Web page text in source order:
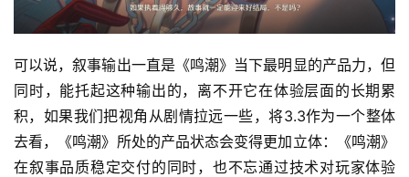
可以说，叙事输出一直是《鸣潮》当下最明显的产品力，但
同时，能托起这种输出的，离不开它在体验层面的长期累
积，如果我们把视角从剧情拉远一些，将3.3作为一个整体
去看，《鸣潮》所处的产品状态会变得更加立体：《鸣潮》
在叙事品质稳定交付的同时，也不忘通过技术对玩家体验